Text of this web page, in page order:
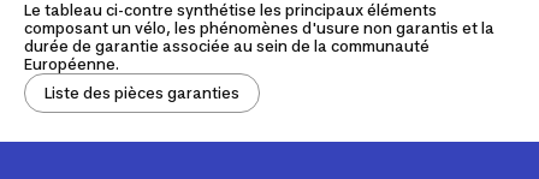
Le tableau ci-contre synthétise les principaux éléments
composant un vélo, les phénomènes d'usure non garantis et la
durée de garantie associée au sein de la communauté
Européenne.
Liste des pièces garanties